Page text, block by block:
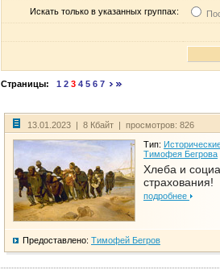
Искать только в указанных группах:
Страницы: 1 2 3 4 5 6 7
13.01.2023 | 8 Кбайт | просмотров: 826
Тип:
Тимофея Бегрова
Хлеба и
страхования!
подробнее
Предоставлено: Тимофей Бегров